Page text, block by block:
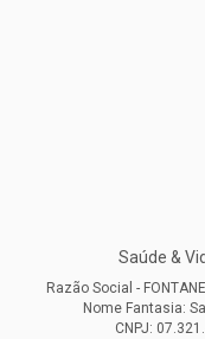
Saúde &
Razão Social -
Nome Fantasia:
CNPJ: